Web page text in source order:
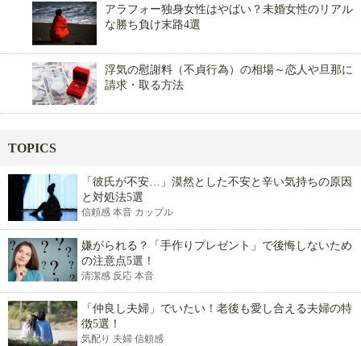
アラフォー独身女性はやばい？未婚女性のリアル
な勝ち負け末路4選
浮気の慰謝料（不貞行為）の相場～恋人や旦那に
請求・取る方法
TOPICS
「彼氏が不安…」漠然とした不安と辛い気持ちの原因
と対処法5選
信頼感 本音 カップル
嫌がられる？「手作りプレゼント」で後悔しないため
の注意点5選！
清潔感 反応 本音
「仲良し夫婦」でいたい！老後も愛し合える夫婦の特
徴5選！
気配り 夫婦 信頼感